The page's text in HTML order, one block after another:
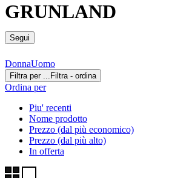
GRUNLAND
Segui
DonnaUomo
Filtra per ... Filtra - ordina
Ordina per
Piu' recenti
Nome prodotto
Prezzo (dal più economico)
Prezzo (dal più alto)
In offerta